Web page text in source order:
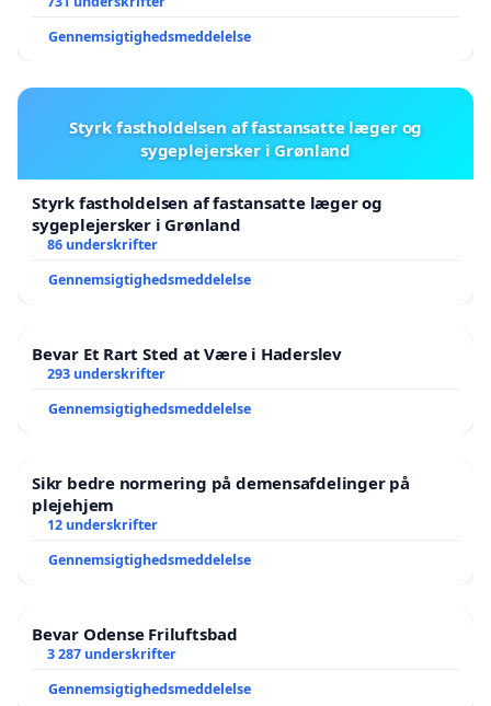
Gennemsigtighedsmeddelelse
Styrk fastholdelsen af fastansatte læger og
sygeplejersker i Grønland
Styrk fastholdelsen af fastansatte læger og
sygeplejersker i Grønland
86 underskrifter
Gennemsigtighedsmeddelelse
Bevar Et Rart Sted at Være i Haderslev
293 underskrifter
Gennemsigtighedsmeddelelse
Sikr bedre normering på demensafdelinger på
plejehjem
12 underskrifter
Gennemsigtighedsmeddelelse
Bevar Odense Friluftsbad
3 287 underskrifter
Gennemsigtighedsmeddelelse